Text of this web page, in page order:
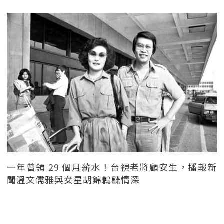
一年曾領 29 個月薪水！台視老將顧安生，播報新
聞溫文儒雅與女星胡錦鶼鰈情深